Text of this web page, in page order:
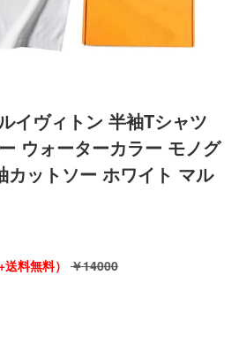
イヴィトン 半袖Tシャツ
ウォーターカラー モノグ
カットソー ホワイト マル
送料無料） ￥14000